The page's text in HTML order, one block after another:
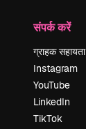
संपर्क करें
ग्राहक सहायता
Instagram
YouTube
LinkedIn
TikTok